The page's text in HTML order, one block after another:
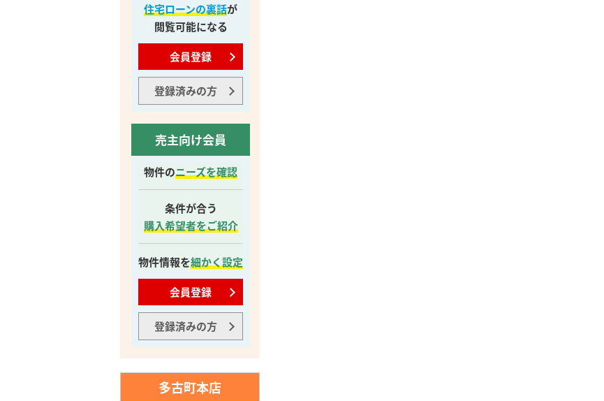
住宅ローンの裏話が
閲覧可能になる
会員登録
登録済みの方
売主向け会員
物件のニーズを確認
条件が合う
購入希望者をご紹介
物件情報を細かく設定
会員登録
登録済みの方
多古町本店